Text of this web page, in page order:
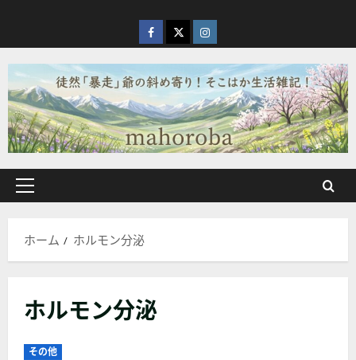
を
ス
キ
ッ
プ
facebook
X Instagram
メ
ン
ー
ホーム ホルモン分泌
ホルモン分泌
その他